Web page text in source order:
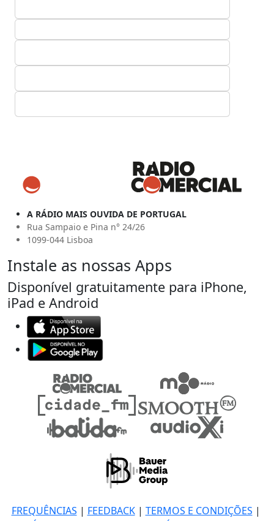
A RÁDIO MAIS OUVIDA DE PORTUGAL
Rua Sampaio e Pina n° 24/26
1099-044 Lisboa
Instale as nossas Apps
Disponível gratuitamente para iPhone,
iPad e Android
FREQUÊNCIAS | FEEDBACK| TERMOS E CONDIÇÕES |